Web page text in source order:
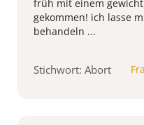
früh mit einem
gekommen! ich lasse
behandeln ...
Stichwort: Abort